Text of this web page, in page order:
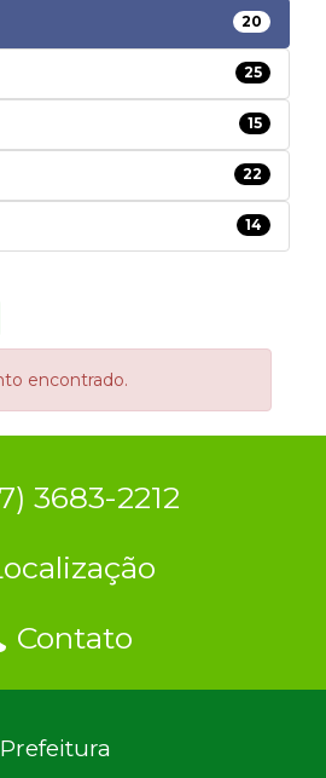
20
25
15
22
14
encontrado.
3683-2212
Contato
Prefeitura